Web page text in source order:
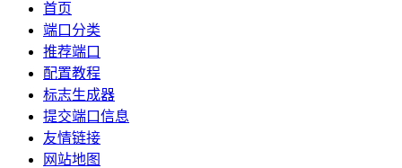
首页
端口分类
推荐端口
配置教程
标志生成器
提交端口信息
友情链接
网站地图